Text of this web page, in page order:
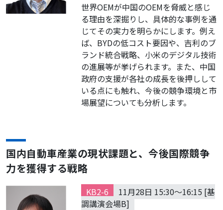
世界OEMが中国のOEMを脅威と感じ
る理由を深掘りし、具体的な事例を通
じてその実力を明らかにします。例え
ば、BYDの低コスト要因や、吉利のブ
ランド統合戦略、小米のデジタル技術
の進展等が挙げられます。また、中国
政府の支援が各社の成長を後押しして
いる点にも触れ、今後の競争環境と市
場展望についても分析します。
国内自動車産業の現状課題と、今後国際競争
力を獲得する戦略
KB2-6
11月28日 15:30～16:15 [基
調講演会場B]